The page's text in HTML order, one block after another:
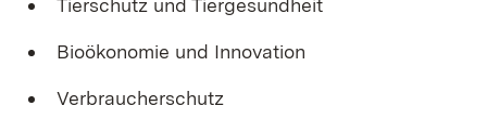
Tierschutz und Tiergesundheit
Bioökonomie und Innovation
Verbraucherschutz